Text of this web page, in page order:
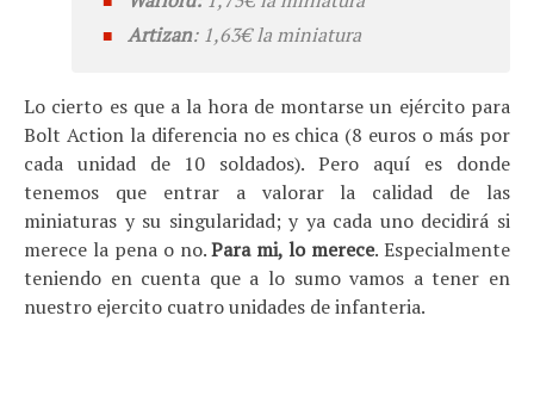
Artizan: 1,63€ la miniatura
Lo cierto es que a la hora de montarse un ejército para
Bolt Action la diferencia no es chica (8 euros o más por
cada unidad de 10 soldados). Pero aquí es donde
tenemos que entrar a valorar la calidad de las
miniaturas y su singularidad; y ya cada uno decidirá si
merece la pena o no.Para mi, lo merece. Especialmente
teniendo en cuenta que a lo sumo vamos a tener en
nuestro ejercito cuatro unidades de infanteria.